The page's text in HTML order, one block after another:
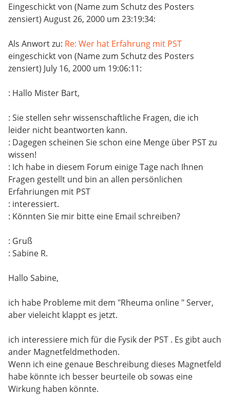
Eingeschickt von (Name zum Schutz des Posters
zensiert) August 26, 2000 um 23:19:34:
Als Anwort zu: Re: Wer hat Erfahrung mit PST
eingeschickt von (Name zum Schutz des Posters
zensiert) July 16, 2000 um 19:06:11:
: Hallo Mister Bart,
: Sie stellen sehr wissenschaftliche Fragen, die ich
leider nicht beantworten kann.
: Dagegen scheinen Sie schon eine Menge über PST zu
wissen!
: Ich habe in diesem Forum einige Tage nach Ihnen
Fragen gestellt und bin an allen persönlichen
Erfahriungen mit PST
: interessiert.
: Könnten Sie mir bitte eine Email schreiben?
: Gruß
: Sabine R.
Hallo Sabine,
ich habe Probleme mit dem "Rheuma online " Server,
aber vieleicht klappt es jetzt.
ich interessiere mich für die Fysik der PST . Es gibt auch
ander Magnetfeldmethoden.
Wenn ich eine genaue Beschreibung dieses Magnetfeld
habe könnte ich besser beurteile ob sowas eine
Wirkung haben könnte.